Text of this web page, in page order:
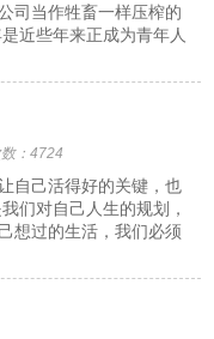
司当作牲畜一样压榨的
近些年来正成为青年人
：4724
自己活得好的关键，也
们对自己人生的规划，
想过的生活，我们必须